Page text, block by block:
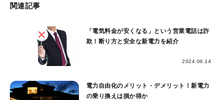
関連記事
「電気料金が安くなる」という営業電話は詐
欺！断り方と安全な新電力を紹介
2024.06.14
電力自由化のメリット・デメリット！新電力
の乗り換えは損か得か